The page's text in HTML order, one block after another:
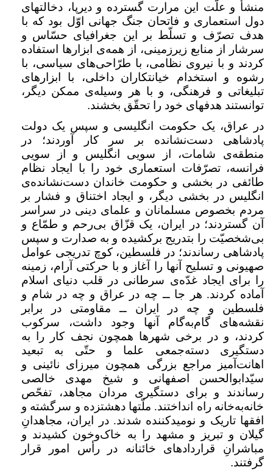
منشأ و علّت این مرارت گسترده و دیرپا، دخالتهای
دول استعماری و فاتحان جنگ جهانی اوّل بود که با
هدف تصرّف و تسلّط بر این جغرافیای حسّاس و
سرشار از منابع زیرزمینی، از همه‌ی ابزارها استفاده
کردند و با نیروی نظامی، با طرّاحی‌های سیاسی، با
رشوه و استخدام خیانتکاران داخلی، با ابزارهای
تبلیغاتی و فرهنگی، و با هر وسیله‌ی ممکن دیگر،
توانستند هدفهای خود را تحقّق بخشند.
در عراق، یک حکومت انگلیسی و سپس یک دولت
پادشاهی دست‌نشانده بر سر کار آوردند؛ در
منطقه‌ی شامات، از سویی انگلیس و از سویی
فرانسه، تصرّفات استعماری خود را با ایجاد نظام
طائفی در بخشی و حکومت خاندان دست‌نشانده‌ی
انگلیس در بخشی دیگر، و ایجاد اختناق و فشار بر
مردم بخصوص مسلمانان و علمای دینی در سراسر
آن گستردند؛ در ایران، یک قزّاق بی‌رحم و طمّاع و
بی‌شخصیّت را بتدریج برکشیده و به صدارت و سپس
پادشاهی رساندند؛ در فلسطین، کوچ تدریجی عوامل
صهیونی و تسلیح آنها را آغاز و با حرکتی آرام، زمینه
را برای ایجاد غدّه‌ی سرطانی در قلب دنیای اسلام
آماده کردند. هر جا ــ چه در عراق و چه در شام و
فلسطین و چه در ایران ــ‌ مقاومتی در برابر
نقشه‌های گام‌به‌گام آنها وجود داشت، سرکوب
کردند، و در برخی شهرها همچون نجف کار را به
دستگیری دسته‌جمعی علما و حتّی به تبعید
اهانت‌آمیز مراجع بزرگی همچون میرزای نائینی و
سیّدابوالحسن اصفهانی و شیخ مهدی خالصی
رساندند و برای دستگیری مردان مجاهد، تفحّص
خانه‌به‌خانه راه انداختند. ملّتها دهشتزده و سرگشته و
افقها تاریک و نومیدکننده شدند. در ایران، مجاهدانِ
گیلان و تبریز و مشهد را به خاک‌وخون کشیدند و
مباشرانِ قراردادهای خائنانه در رأس امور قرار
گرفتند.